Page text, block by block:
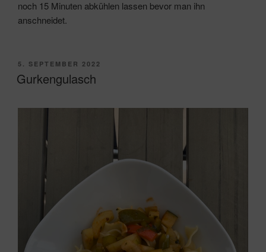
noch 15 Minuten abkühlen lassen bevor man ihn
anschneidet.
VERÖFFENTLICHT
AM
5. SEPTEMBER 2022
Gurkengulasch